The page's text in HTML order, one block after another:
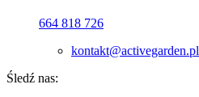
664 818 726
kontakt@activegarden.pl
Śledź nas: